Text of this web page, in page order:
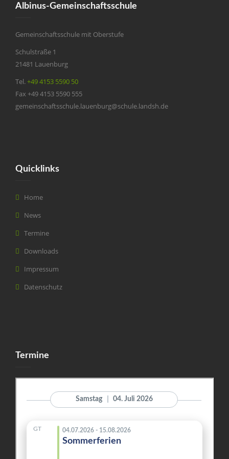
Albinus-Gemeinschaftsschule
Gemeinschaftsschule mit Oberstufe
Schulstraße 1
21481 Lauenburg
Tel.+49 4153 5590 50
Fax +49 4153 5590 555
gemeinschaftsschule.lauenburg@schule.landsh.de
Quicklinks
Home
News
Termine
Downloads
Impressum
Datenschutz
Termine